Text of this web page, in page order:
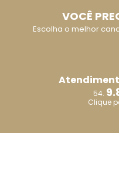
VOCÊ
Escolha o melhor
54.
Clique